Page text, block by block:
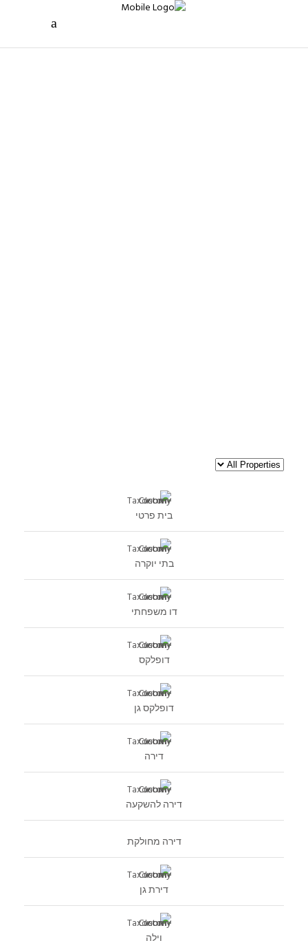
בית פרטי
בתי יוקרה
דו משפחתי
דופלקס
דופלקס גן
דירה
דירה להשקעה
דירה מחולקת
דירת גן